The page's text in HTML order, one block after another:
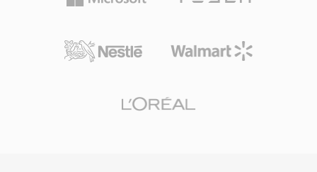
も軽量に動作します。ファイル構造はID3v1、
るため、トラック情報やアルバムアートがオーデ
れ、TTAに競合するロスレス形式に対する実用的